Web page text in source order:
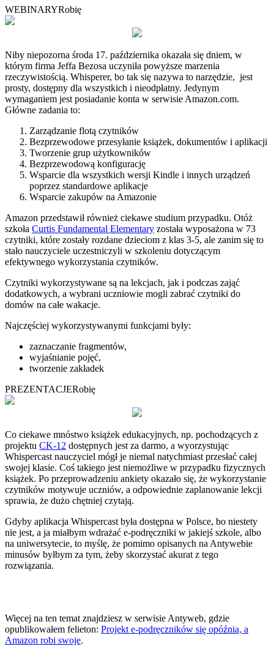
WEBINARYRobię
Niby niepozorna środa 17. października okazała się dniem, w
którym firma Jeffa Bezosa uczyniła powyższe marzenia
rzeczywistością. Whisperer, bo tak się nazywa to narzędzie, jest
prosty, dostępny dla wszystkich i nieodpłatny. Jedynym
wymaganiem jest posiadanie konta w serwisie Amazon.com.
Główne zadania to:
Zarządzanie flotą czytników
Bezprzewodowe przesyłanie książek, dokumentów i aplikacji
Tworzenie grup użytkowników
Bezprzewodową konfigurację
Wsparcie dla wszystkich wersji Kindle i innych urządzeń
poprzez standardowe aplikacje
Wsparcie zakupów na Amazonie
Amazon przedstawił również ciekawe studium przypadku. Otóż
szkoła Curtis Fundamental Elementary została wyposażona w 73
czytniki, które zostały rozdane dzieciom z klas 3-5, ale zanim się to
stało nauczyciele uczestniczyli w szkoleniu dotyczącym
efektywnego wykorzystania czytników.
Czytniki wykorzystywane są na lekcjach, jak i podczas zająć
dodatkowych, a wybrani uczniowie mogli zabrać czytniki do
domów na całe wakacje.
Najczęściej wykorzystywanymi funkcjami były:
zaznaczanie fragmentów,
wyjaśnianie pojęć,
tworzenie zakładek
PREZENTACJERobię
Co ciekawe mnóstwo książek edukacyjnych, np. pochodzących z
projektu CK-12 dostępnych jest za darmo, a wyorzystując
Whispercast nauczyciel mógł je niemal natychmiast przesłać całej
swojej klasie. Coś takiego jest niemożliwe w przypadku fizycznych
książek. Po przeprowadzeniu ankiety okazało się, że wykorzystanie
czytników motywuje uczniów, a odpowiednie zaplanowanie lekcji
sprawia, że dużo chętniej czytają.
Gdyby aplikacja Whispercast była dostępna w Polsce, bo niestety
nie jest, a ja miałbym wdrażać e-podręczniki w jakiejś szkole, albo
na uniwersytecie, to myślę, że pomimo opisanych na Antywebie
minusów byłbym za tym, żeby skorzystać akurat z tego
rozwiązania.
Więcej na ten temat znajdziesz w serwisie Antyweb, gdzie
opublikowałem felieton: Projekt e-podręczników się opóźnia, a
Amazon robi swoje.